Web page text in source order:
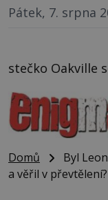
Pátek, 7. srpna
snáší
Domů
Byl
a věřil v převtělení?